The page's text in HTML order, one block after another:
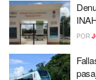
POR